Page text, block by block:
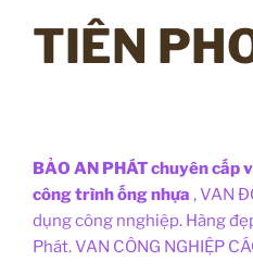
TIÊN
BẢO AN PHÁT chuyên cấp
công trình ống nhựa , VAN
dụng công nnghiệp. Hàng
Phát. VAN CÔNG NGHIỆP